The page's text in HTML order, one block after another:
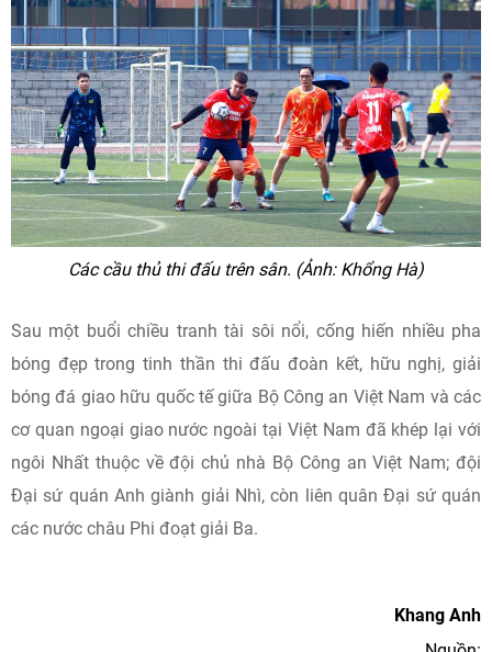
Các cầu thủ thi đấu trên sân. (Ảnh: Khổng Hà)
Sau một buổi chiều tranh tài sôi nổi, cống hiến nhiều pha
bóng đẹp trong tinh thần thi đấu đoàn kết, hữu nghị, giải
bóng đá giao hữu quốc tế giữa Bộ Công an Việt Nam và các
cơ quan ngoại giao nước ngoài tại Việt Nam đã khép lại với
ngôi Nhất thuộc về đội chủ nhà Bộ Công an Việt Nam; đội
Đại sứ quán Anh giành giải Nhì, còn liên quân Đại sứ quán
các nước châu Phi đoạt giải Ba.
Khang Anh